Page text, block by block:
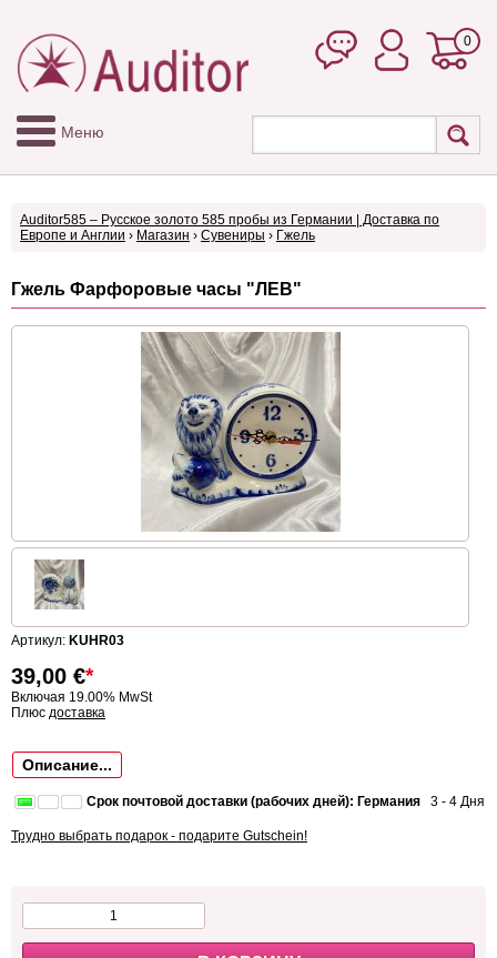
0
Меню
Auditor585 – Русское золото 585 пробы из Германии | Доставка по
Европе и Англии › Магазин › Сувениры › Гжель
Гжель Фарфоровые часы "ЛЕВ"
Артикул: KUHR03
39,00 €*
Включая 19.00% MwSt
Плюс доставка
Описание...
Срок почтовой доставки (рабочих дней): Германия 3 - 4 Дня
Трудно выбрать подарок - подарите Gutschein!